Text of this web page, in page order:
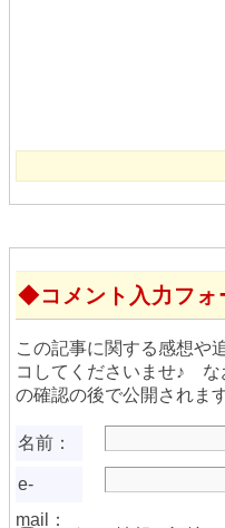
コメント入力フォ
この記事に関する感想や
コしてくださいませ♪ な
の確認の後で公開されま
名前：
e-
mail：